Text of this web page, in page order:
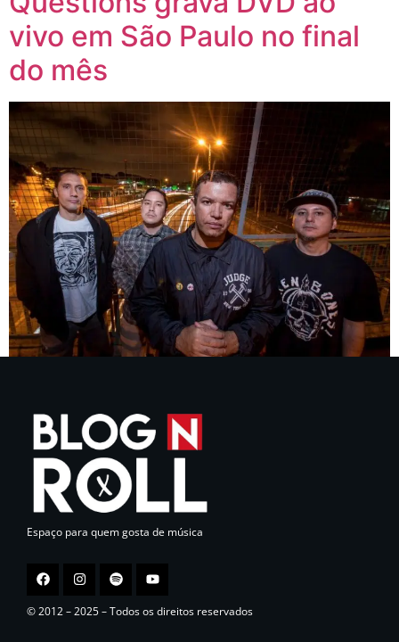
vivo em São Paulo no final
do mês
Espaço para quem gosta de música
© 2012 – 2025 – Todos os direitos reservados